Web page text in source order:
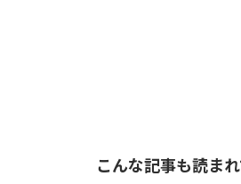
こんな記事も読ま